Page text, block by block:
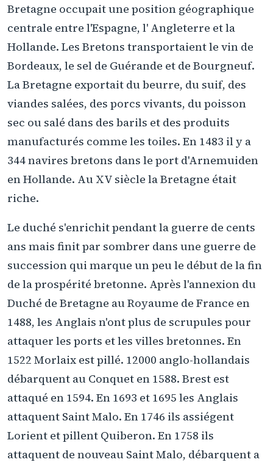
Bretagne occupait une position géographique
centrale entre l'Espagne, l' Angleterre et la
Hollande. Les Bretons transportaient le vin de
Bordeaux, le sel de Guérande et de Bourgneuf.
La Bretagne exportait du beurre, du suif, des
viandes salées, des porcs vivants, du poisson
sec ou salé dans des barils et des produits
manufacturés comme les toiles. En 1483 il y a
344 navires bretons dans le port d'Arnemuiden
en Hollande. Au XV siècle la Bretagne était
riche.
Le duché s'enrichit pendant la guerre de cents
ans mais finit par sombrer dans une guerre de
succession qui marque un peu le début de la fin
de la prospérité bretonne. Après l'annexion du
Duché de Bretagne au Royaume de France en
1488, les Anglais n'ont plus de scrupules pour
attaquer les ports et les villes bretonnes. En
1522 Morlaix est pillé. 12000 anglo-hollandais
débarquent au Conquet en 1588. Brest est
attaqué en 1594. En 1693 et 1695 les Anglais
attaquent Saint Malo. En 1746 ils assiégent
Lorient et pillent Quiberon. En 1758 ils
attaquent de nouveau Saint Malo, débarquent a